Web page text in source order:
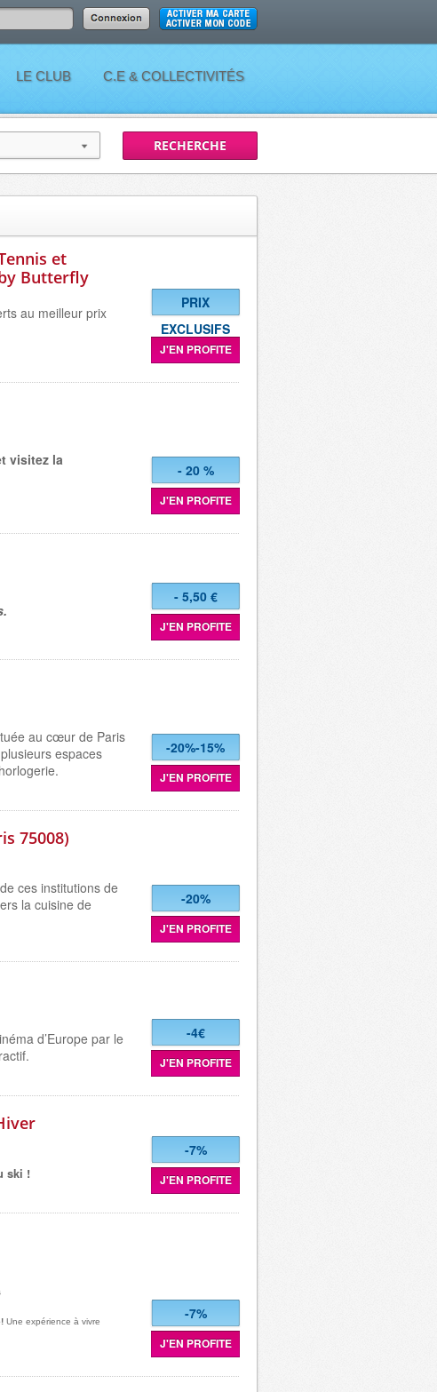
LE CLUB C.E & COLLECTIVITÉS
et
Butterfly
au meilleur prix
PRIX
EXCLUSIFS
J'EN PROFITE
visitez la
- 20 %
J'EN PROFITE
- 5,50 €
J'EN PROFITE
au cœur de Paris
espaces
-20%-15%
J'EN PROFITE
75008)
ces institutions de
la cuisine de
-20%
J'EN PROFITE
d’Europe par le
-4€
J'EN PROFITE
ski !
-7%
J'EN PROFITE
Une expérience à vivre
-7%
J'EN PROFITE